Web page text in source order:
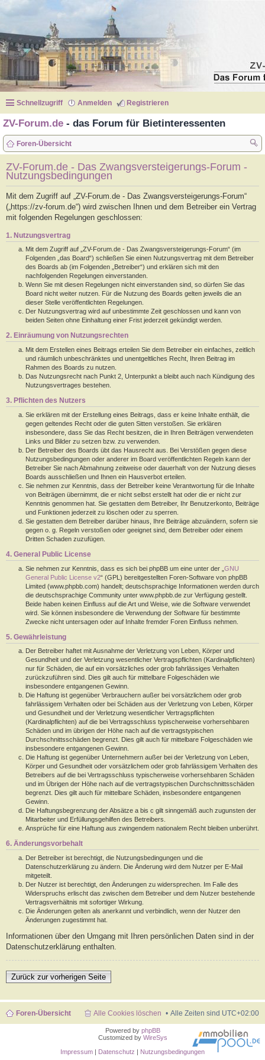
Schnellzugriff Anmelden Registrieren
ZV-Forum.de - das Forum für Bietinteressenten
Foren-Übersicht
ZV-Forum.de - Das Zwangsversteigerungs-Forum -
Nutzungsbedingungen
Mit dem Zugriff auf „ZV-Forum.de - Das Zwangsversteigerungs-Forum“
(„https://zv-forum.de“) wird zwischen Ihnen und dem Betreiber ein Vertrag
mit folgenden Regelungen geschlossen:
1. Nutzungsvertrag
Mit dem Zugriff auf „ZV-Forum.de - Das Zwangsversteigerungs-Forum“ (im
Folgenden „das Board“) schließen Sie einen Nutzungsvertrag mit dem Betreiber
des Boards ab (im Folgenden „Betreiber“) und erklären sich mit den
nachfolgenden Regelungen einverstanden.
Wenn Sie mit diesen Regelungen nicht einverstanden sind, so dürfen Sie das
Board nicht weiter nutzen. Für die Nutzung des Boards gelten jeweils die an
dieser Stelle veröffentlichten Regelungen.
Der Nutzungsvertrag wird auf unbestimmte Zeit geschlossen und kann von
beiden Seiten ohne Einhaltung einer Frist jederzeit gekündigt werden.
2. Einräumung von Nutzungsrechten
Mit dem Erstellen eines Beitrags erteilen Sie dem Betreiber ein einfaches, zeitlich
und räumlich unbeschränktes und unentgeltliches Recht, Ihren Beitrag im
Rahmen des Boards zu nutzen.
Das Nutzungsrecht nach Punkt 2, Unterpunkt a bleibt auch nach Kündigung des
Nutzungsvertrages bestehen.
3. Pflichten des Nutzers
Sie erklären mit der Erstellung eines Beitrags, dass er keine Inhalte enthält, die
gegen geltendes Recht oder die guten Sitten verstoßen. Sie erklären
insbesondere, dass Sie das Recht besitzen, die in Ihren Beiträgen verwendeten
Links und Bilder zu setzen bzw. zu verwenden.
Der Betreiber des Boards übt das Hausrecht aus. Bei Verstößen gegen diese
Nutzungsbedingungen oder anderer im Board veröffentlichten Regeln kann der
Betreiber Sie nach Abmahnung zeitweise oder dauerhaft von der Nutzung dieses
Boards ausschließen und Ihnen ein Hausverbot erteilen.
Sie nehmen zur Kenntnis, dass der Betreiber keine Verantwortung für die Inhalte
von Beiträgen übernimmt, die er nicht selbst erstellt hat oder die er nicht zur
Kenntnis genommen hat. Sie gestatten dem Betreiber, Ihr Benutzerkonto, Beiträge
und Funktionen jederzeit zu löschen oder zu sperren.
Sie gestatten dem Betreiber darüber hinaus, Ihre Beiträge abzuändern, sofern sie
gegen o. g. Regeln verstoßen oder geeignet sind, dem Betreiber oder einem
Dritten Schaden zuzufügen.
4. General Public License
Sie nehmen zur Kenntnis, dass es sich bei phpBB um eine unter der „ GNU
General Public License v2“ (GPL) bereitgestellten Foren-Software von phpBB
Limited (www.phpbb.com) handelt; deutschsprachige Informationen werden durch
die deutschsprachige Community unter www.phpbb.de zur Verfügung gestellt.
Beide haben keinen Einfluss auf die Art und Weise, wie die Software verwendet
wird. Sie können insbesondere die Verwendung der Software für bestimmte
Zwecke nicht untersagen oder auf Inhalte fremder Foren Einfluss nehmen.
5. Gewährleistung
Der Betreiber haftet mit Ausnahme der Verletzung von Leben, Körper und
Gesundheit und der Verletzung wesentlicher Vertragspflichten (Kardinalpflichten)
nur für Schäden, die auf ein vorsätzliches oder grob fahrlässiges Verhalten
zurückzuführen sind. Dies gilt auch für mittelbare Folgeschäden wie
insbesondere entgangenen Gewinn.
Die Haftung ist gegenüber Verbrauchern außer bei vorsätzlichem oder grob
fahrlässigem Verhalten oder bei Schäden aus der Verletzung von Leben, Körper
und Gesundheit und der Verletzung wesentlicher Vertragspflichten
(Kardinalpflichten) auf die bei Vertragsschluss typischerweise vorhersehbaren
Schäden und im übrigen der Höhe nach auf die vertragstypischen
Durchschnittsschäden begrenzt. Dies gilt auch für mittelbare Folgeschäden wie
insbesondere entgangenen Gewinn.
Die Haftung ist gegenüber Unternehmern außer bei der Verletzung von Leben,
Körper und Gesundheit oder vorsätzlichem oder grob fahrlässigem Verhalten des
Betreibers auf die bei Vertragsschluss typischerweise vorhersehbaren Schäden
und im Übrigen der Höhe nach auf die vertragstypischen Durchschnittsschäden
begrenzt. Dies gilt auch für mittelbare Schäden, insbesondere entgangenen
Gewinn.
Die Haftungsbegrenzung der Absätze a bis c gilt sinngemäß auch zugunsten der
Mitarbeiter und Erfüllungsgehilfen des Betreibers.
Ansprüche für eine Haftung aus zwingendem nationalem Recht bleiben unberührt.
6. Änderungsvorbehalt
Der Betreiber ist berechtigt, die Nutzungsbedingungen und die
Datenschutzerklärung zu ändern. Die Änderung wird dem Nutzer per E-Mail
mitgeteilt.
Der Nutzer ist berechtigt, den Änderungen zu widersprechen. Im Falle des
Widerspruchs erlischt das zwischen dem Betreiber und dem Nutzer bestehende
Vertragsverhältnis mit sofortiger Wirkung.
Die Änderungen gelten als anerkannt und verbindlich, wenn der Nutzer den
Änderungen zugestimmt hat.
Informationen über den Umgang mit Ihren persönlichen Daten sind in der
Datenschutzerklärung enthalten.
Zurück zur vorherigen Seite
Foren-Übersicht Alle Zeiten sind UTC+02:00
Alle Cookies löschen
Powered by phpBB
Customized by WireSys
Impressum | Datenschutz | Nutzungsbedingungen